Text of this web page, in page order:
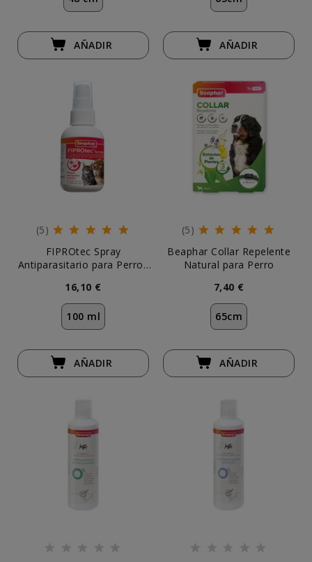
AÑADIR AÑADIR
(5)
FIPROtec Spray
Antiparasitario para Perros
16,10 €
100 ml
AÑADIR
(5)
Beaphar Collar Repelente
Natural para Perro
7,40 €
65cm
AÑADIR